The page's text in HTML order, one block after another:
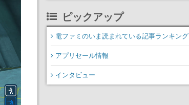
は3500ポイント
ピックアップ
電ファミのいま読まれている記事ランキング
アプリセール情報
インタビュー